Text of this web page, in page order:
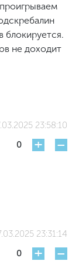
блокируется.
не доходит
23:58:10
0
+ -
23:31:14
0
+ -